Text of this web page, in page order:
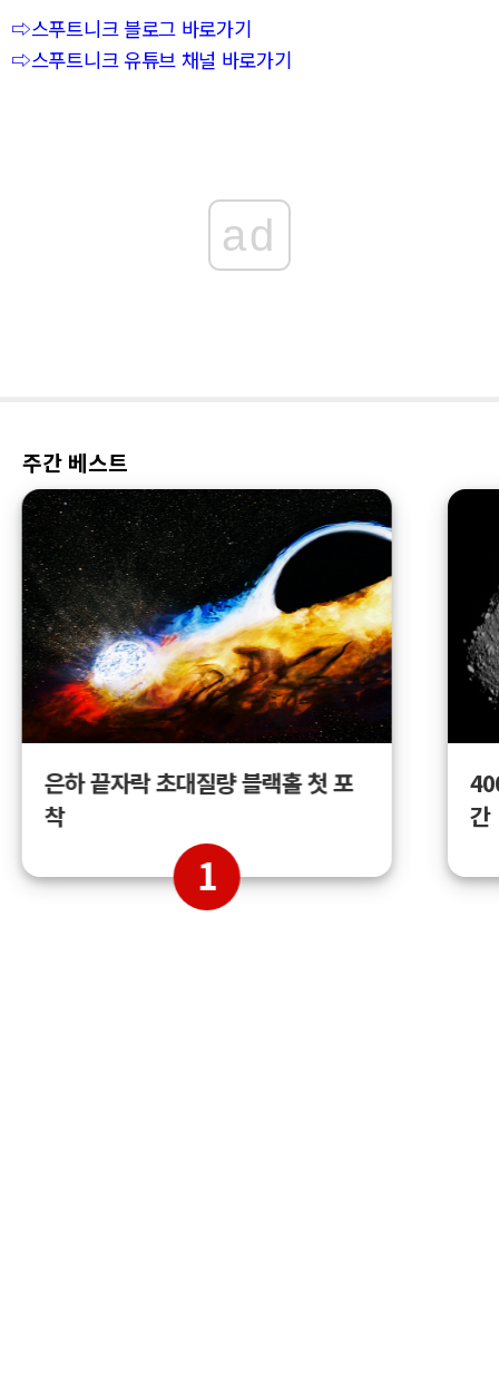
⇨스푸트니크 블로그 바로가기
⇨스푸트니크 유튜브 채널 바로가기
ad
주간 베스트
은하 끝자락 초대질량 블랙홀 첫 포
착
1
간